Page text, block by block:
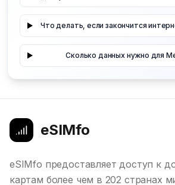
Что делать, если закончится
Сколько данных нужно для
eSIMfo
eSIMfo предоставляет доступ к
картам более чем в 202 странах